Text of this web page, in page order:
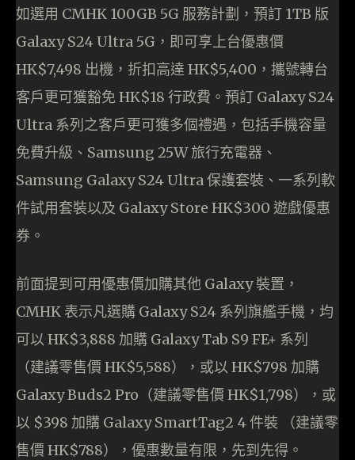
如選用 CMHK 100GB 5G 服務計劃，預訂 1TB 版
Galaxy S24 Ultra 5G，即可享上台優惠價
HK$7,498 出機，折扣高達 HK$5,400，攜號轉台
客戶更可獲豁免 HK$18 行政費。預訂 Galaxy S24
Ultra 系列之客戶更可獲多個禮遇，包括手機容量
免費升級、Samsung 25W 旅行充電器、
Samsung Galaxy S24 Ultra 保護套裝、一系列軟
件試用套裝以及 Galaxy Store HK$300 遊戲優惠
券。
前面提到可用優惠價加購其他 Galaxy 裝置，
CMHK 表示凡選購 Galaxy S24 系列旗艦手機，均
可以 HK$3,888 加購 Galaxy Tab S9 FE+ 系列
（建議零售價 HK$5,588），或以 HK$798 加購
Galaxy Buds2 Pro（建議零售價 HK$1,798），或
以 $398 加購 Galaxy SmartTag2 4 件裝 （建議零
售價 HK$788），優惠數量有限，先到先得。